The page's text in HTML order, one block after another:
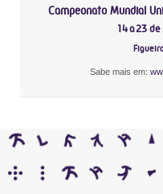
Campeonato Mundial
14 a 23
Sabe mais em: